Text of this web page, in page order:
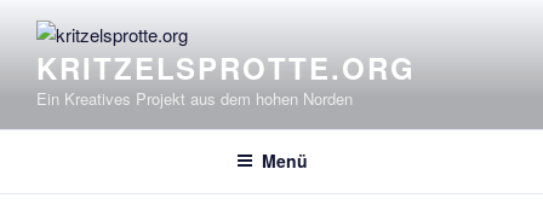
Inhalt
springenKRITZELSPROTTE.ORG
Ein Kreatives Projekt aus dem hohen Norden
Menü